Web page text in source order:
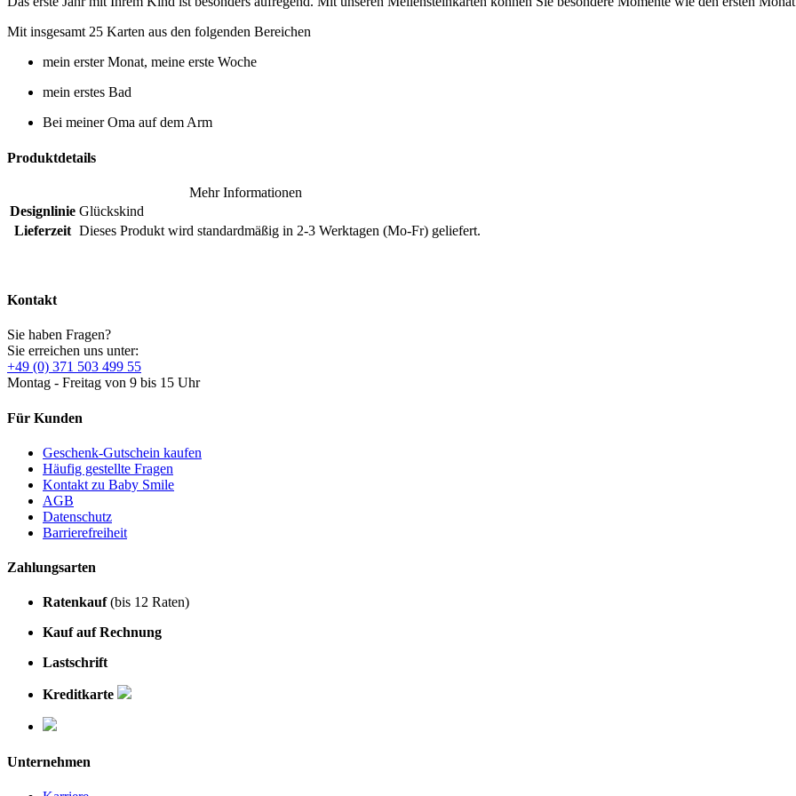
Mit insgesamt 25 Karten aus den folgenden Bereichen
mein erster Monat, meine erste Woche
mein erstes Bad
Bei meiner Oma auf dem Arm
Produktdetails
Mehr Informationen
Designlinie Glückskind
Lieferzeit Dieses Produkt wird standardmäßig in 2-3 Werktagen (Mo-Fr) geliefert.
Kontakt
Sie haben Fragen?
Sie erreichen uns unter:
+49 (0) 371 503 499 55
Montag - Freitag von 9 bis 15 Uhr
Für Kunden
Geschenk-Gutschein kaufen
Häufig gestellte Fragen
Kontakt zu Baby Smile
AGB
Datenschutz
Barrierefreiheit
Zahlungsarten
Ratenkauf(bis 12 Raten)
Kauf auf Rechnung
Lastschrift
Kreditkarte
Unternehmen